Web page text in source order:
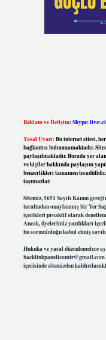
Reklam ve İletişim:Skype:
Yasal Uyarı:Bu internet sitesi,
bağlantısı bulunmamaktadır.
paylaşılmaktadır. Burada yer
ve kişiler hakkında paylaşım
benzerlikleri tamamen
taşımazlar.
Sitemiz, 5651 Sayılı Kanun
tarafından onaylanmış bir Yer
içerikleri proaktif olarak
Ancak, üyelerimiz yazdıkları
bu sorumluluğu kabul etmiş
Hukuka ve yasal düzenlemelere
backlinkpanelicomtr@gmail.com
içerisinde sitemizden